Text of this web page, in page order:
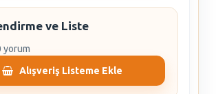
ve Liste
yorum
Alışveriş Listeme Ekle